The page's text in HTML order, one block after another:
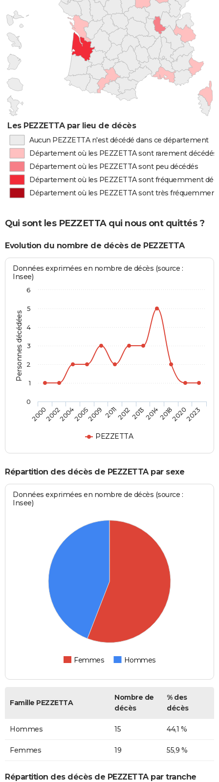
Les PEZZETTA par lieu de décès
Aucun PEZZETTA n'est décédé dans ce département
Département où les PEZZETTA sont rarement décédés
Département où les PEZZETTA sont peu décédés
Département où les PEZZETTA sont fréquemment
Département où les PEZZETTA sont très
Qui sont les PEZZETTA qui nous ont quittés ?
Evolution du nombre de décès de PEZZETTA
Personnes décédées
Données exprimées en nombre de décès (source :
Insee)
PEZZETTA
20002002200420052009 2011201220132014201820202023
0
1
2
3
4
5
6
Répartition des décès de PEZZETTA par sexe
Données exprimées en nombre de décès (source :
Insee)
Femmes Hommes
Famille PEZZETTA
Nombre de
décès
% des
décès
Hommes 15 44,1 %
Femmes 19 55,9 %
Répartition des décès de PEZZETTA par tranche